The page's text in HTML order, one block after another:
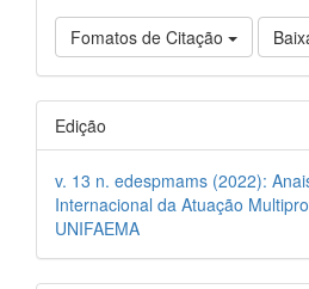
Fomatos de Citação
Edição
v. 13 n. edespmams (2022):
Internacional da Atuação
UNIFAEMA